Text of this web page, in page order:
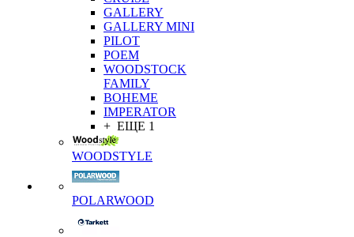
GALLERY
GALLERY MINI
PILOT
POEM
WOODSTOCK
FAMILY
BOHEME
IMPERATOR
+ ЕЩЕ 1
WOODSTYLE
POLARWOOD